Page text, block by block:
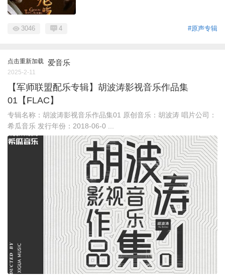
#原声专辑
3046 4
点击重新加载 爱音乐
2025-2-11
【军师联盟配乐专辑】胡波涛影视音乐作品集
01【FLAC】
专辑名称：胡波涛影视音乐作品集01 原创音乐：胡波涛 唱片公司：
希瓜音乐 发行年份：2018-06-0 ...